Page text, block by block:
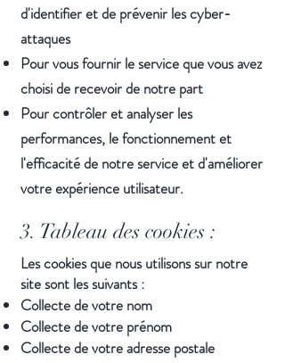
d'identifier et de prévenir les cyber-
attaques
Pour vous fournir le service que vous avez
choisi de recevoir de notre part
Pour contrôler et analyser les
performances, le fonctionnement et
l'efficacité de notre service et d'améliorer
votre expérience utilisateur.
3. Tableau des cookies :
Les cookies que nous utilisons sur notre
site sont les suivants :
Collecte de votre nom
Collecte de votre prénom
Collecte de votre adresse postale